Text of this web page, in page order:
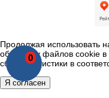
0
Продолжая использовать
обработку файлов cookie
сбора статистики в
Я согласен